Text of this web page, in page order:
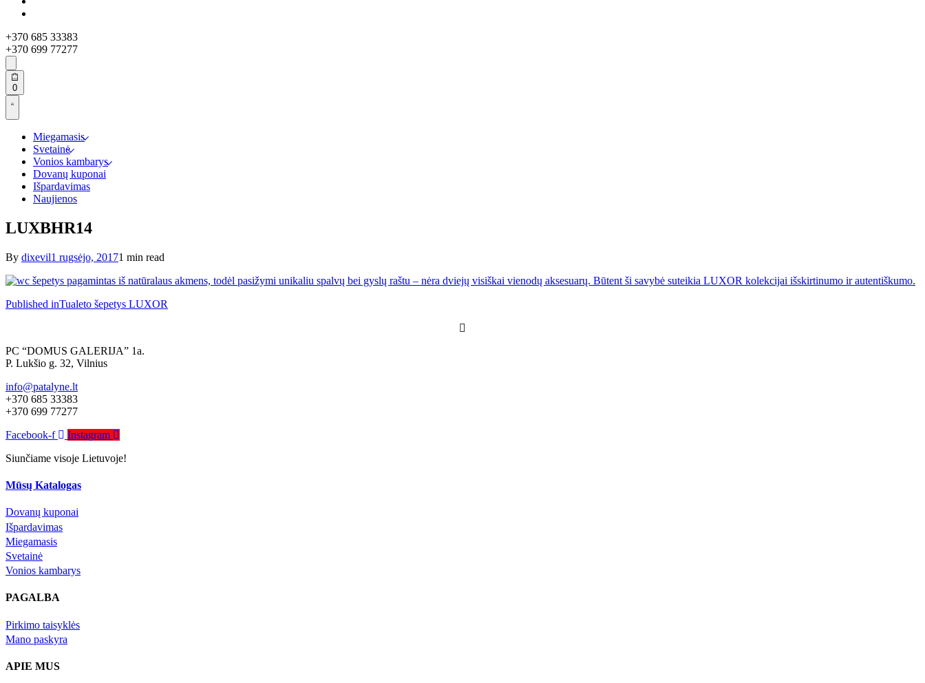
+370 685 33383
+370 699 77277
Search
open
0Open
cart
Open
details
Miegamasis
Svetainė
Vonios kambarys
Dovanų kuponai
Išpardavimas
Naujienos
LUXBHR14
By dixevil1 rugsėjo, 20171 min read
Navigacija
įrašų
Published inTualeto šepetys LUXOR
PC “DOMUS GALERIJA” 1a.
P. Lukšio g. 32, Vilnius
info@patalyne.lt
+370 685 33383
+370 699 77277
Facebook-f
Instagram
Siunčiame visoje Lietuvoje!
Mūsų Katalogas
Dovanų kuponai
Išpardavimas
Miegamasis
Svetainė
Vonios kambarys
PAGALBA
Pirkimo taisyklės
Mano paskyra
APIE MUS